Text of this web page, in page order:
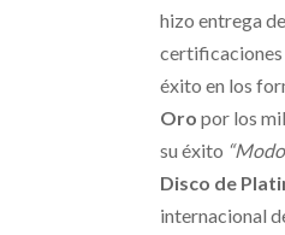
hizo entrega
éxito en los
Oro por los
su éxito
Disco de
internacional